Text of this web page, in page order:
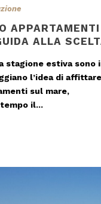
APPARTAMENTI
ALLA
stagione estiva sono
l’idea di
sul mare,
il...